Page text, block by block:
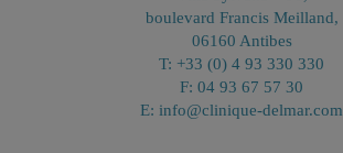
boulevard Francis Meilland,
06160 Antibes
T: +33 (0) 4 93 330 330
F: 04 93 67 57 30
E: info@clinique-delmar.com